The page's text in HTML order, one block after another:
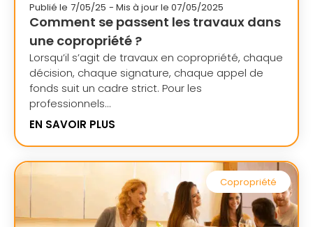
Publié le 7/05/25 - Mis à jour le 07/05/2025
Comment se passent les travaux dans
une copropriété ?
Lorsqu’il s’agit de travaux en copropriété, chaque
décision, chaque signature, chaque appel de
fonds suit un cadre strict. Pour les
professionnels...
EN SAVOIR PLUS
Copropriété